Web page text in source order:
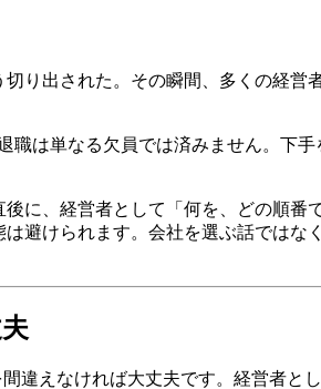
り出された。その瞬間、多くの経営
は単なる欠員では済みません。下
に、経営者として「何を、どの順
避けられます。会社を選ぶ話ではな
えなければ大丈夫です。経営者と